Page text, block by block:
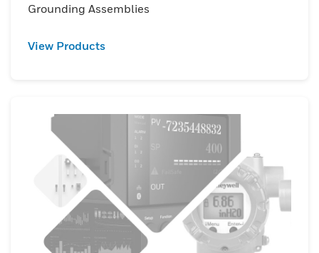
Grounding Assemblies
View Products